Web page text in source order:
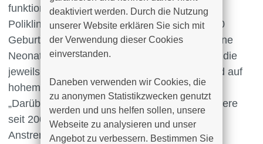
funktionierende Universitätsfrauenklinik und
Poliklinik am Klinikum Südstadt mit rund 3.000
Geburten jährlich sowie die daran angebundene
Neonatologie am Standort der Südstadtklinik, die
jeweils zu den größten bundesweit zählen und auf
hohem Niveau arbeiten“, so Roesner.
„Darüber hinaus sind wir enttäuscht, dass unsere
seit 2008 langjährigen und sehr intensiven
Anstrengungen auch gemeinsam mit den
deaktiviert werden. Durch die Nutzung
unserer Website erklären Sie sich mit
der Verwendung dieser Cookies
einverstanden.
Daneben verwenden wir Cookies, die
zu anonymen Statistikzwecken genutzt
werden und uns helfen sollen, unsere
Webseite zu analysieren und unser
Angebot zu verbessern. Bestimmen Sie